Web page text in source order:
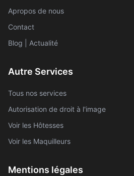
Apropos de nous
Contact
Blog | Actualité
Autre Services
Tous nos services
Autorisation de droit à l'image
Voir les Hôtesses
Voir les Maquilleurs
Mentions légales